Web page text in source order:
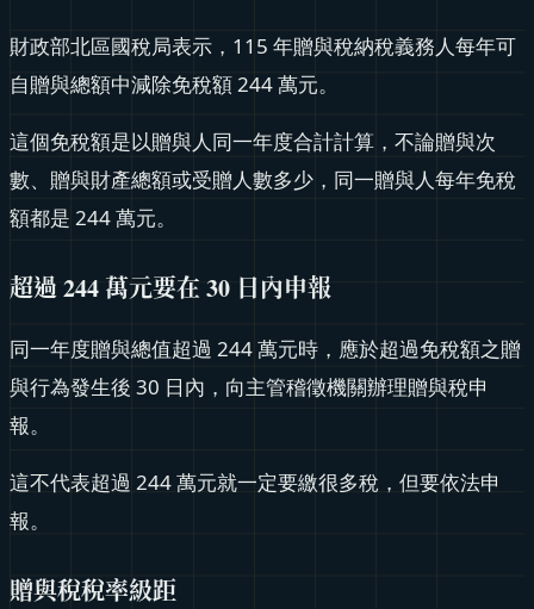
財政部北區國稅局表示，115 年贈與稅納稅義務人每年可
自贈與總額中減除免稅額 244 萬元。
這個免稅額是以贈與人同一年度合計計算，不論贈與次
數、贈與財產總額或受贈人數多少，同一贈與人每年免稅
額都是 244 萬元。
超過 244 萬元要在 30 日內申報
同一年度贈與總值超過 244 萬元時，應於超過免稅額之贈
與行為發生後 30 日內，向主管稽徵機關辦理贈與稅申
報。
這不代表超過 244 萬元就一定要繳很多稅，但要依法申
報。
贈與稅稅率級距